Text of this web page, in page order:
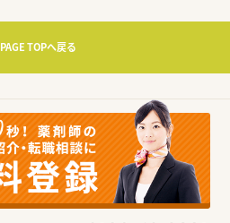
PAGE TOPへ戻る